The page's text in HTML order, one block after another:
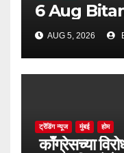
6
AUG 5, 2026
ट्रेंडिंग न्यूज मुंबई होम
काँग्रेसच्या